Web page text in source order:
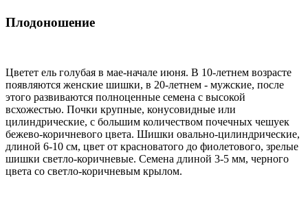
Плодоношение
Цветет ель голубая в мае-начале июня. В 10-летнем возрасте
появляются женские шишки, в 20-летнем - мужские, после
этого развиваются полноценные семена с высокой
всхожестью. Почки крупные, конусовидные или
цилиндрические, с большим количеством почечных чешуек
бежево-коричневого цвета. Шишки овально-цилиндрические,
длиной 6-10 см, цвет от красноватого до фиолетового, зрелые
шишки светло-коричневые. Семена длиной 3-5 мм, черного
цвета со светло-коричневым крылом.